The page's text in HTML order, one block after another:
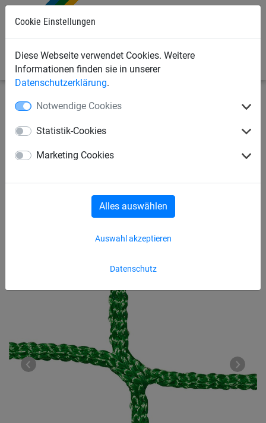
Cookie Einstellungen
Diese Webseite verwendet Cookies. Weitere
Informationen finden sie in unserer
Datenschutzerklärung.
Notwendige Cookies
Statistik-Cookies
Marketing Cookies
Datenschutz
Auswahl akzeptieren
Alles auswählen
Industrienetze Abdecknetze und -planen Abdecknetze
Abdecknetz aus PP, ca. 4 mm
stark, Maschenweite 100 mm